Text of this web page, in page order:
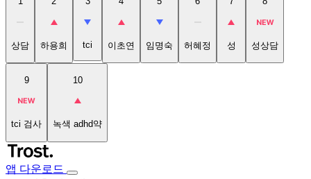
상담 하용희 tci 이초연 임명숙 허혜정 성 성상담
9
tci 검사
10
녹색 adhd약
앱 다운로드